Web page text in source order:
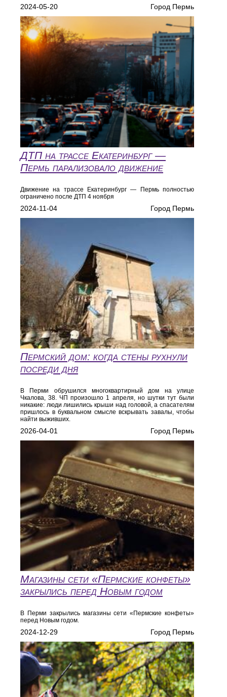
2024-05-20 Город Пермь
ДТП на трассе Екатеринбург —
Пермь парализовало движение
Движение на трассе Екатеринбург — Пермь полностью
ограничено после ДТП 4 ноября
2024-11-04 Город Пермь
Пермский дом: когда стены рухнули
посреди дня
В Перми обрушился многоквартирный дом на улице
Чкалова, 38. ЧП произошло 1 апреля, но шутки тут были
никакие: люди лишились крыши над головой, а спасателям
пришлось в буквальном смысле вскрывать завалы, чтобы
найти выживших.
2026-04-01 Город Пермь
Магазины сети «Пермские конфеты»
закрылись перед Новым годом
В Перми закрылись магазины сети «Пермские конфеты»
перед Новым годом.
2024-12-29 Город Пермь